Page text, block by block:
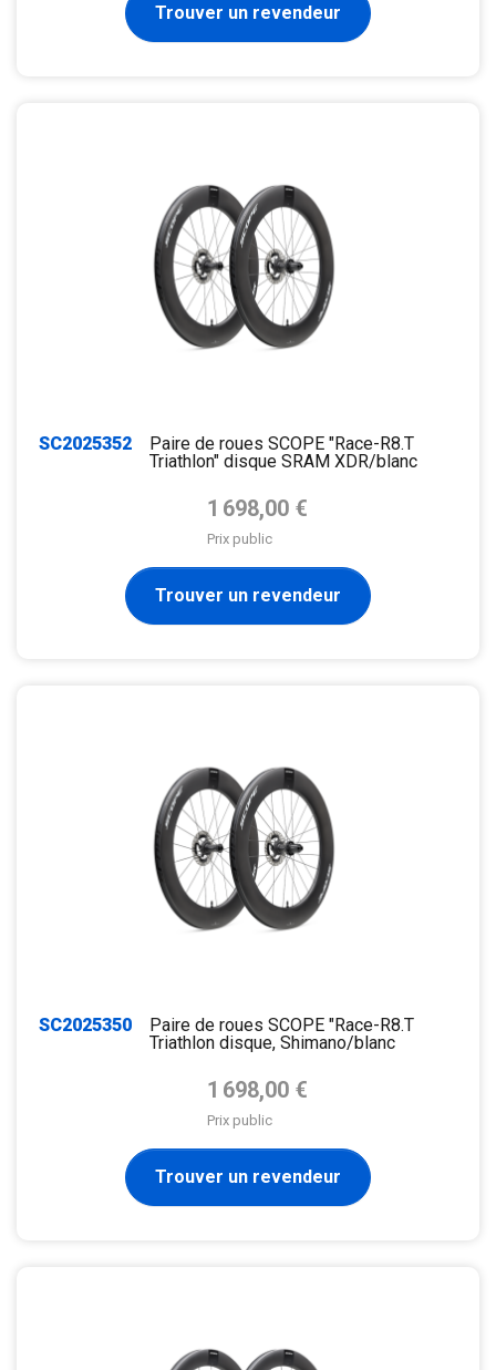
Trouver un revendeur
SC2025352
Paire de roues SCOPE "Race-R8.T
Triathlon" disque SRAM XDR/blanc
Prix de base
1 698,00 €
Prix public
Trouver un revendeur
SC2025350
Paire de roues SCOPE "Race-R8.T
Triathlon disque, Shimano/blanc
Prix de base
1 698,00 €
Prix public
Trouver un revendeur